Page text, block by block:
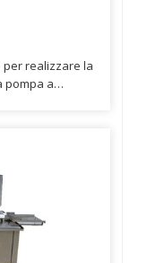
per realizzare la
pompa a
l'utente a colpo
della macchina.
come modello
abbinata
in linea.